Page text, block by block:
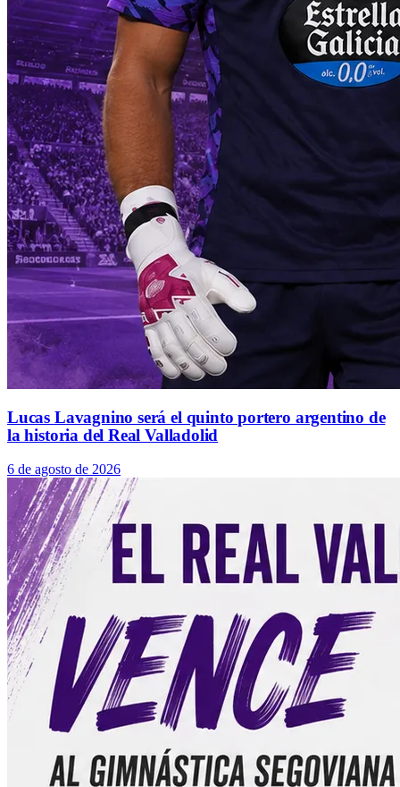
Lucas Lavagnino será el quinto portero argentino de
la historia del Real Valladolid
6 de agosto de 2026